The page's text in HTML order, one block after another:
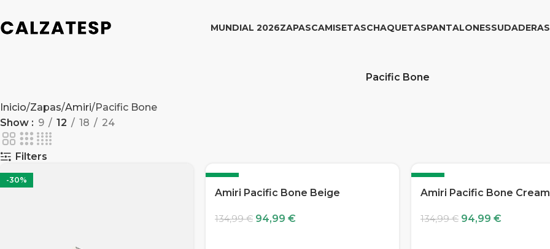
MUNDIAL 2026ZAPASCAMISETASCHAQUETASPANTALONESSUDADERAS
Pacific Bone
Inicio Zapas Amiri Pacific Bone
Show
9 12 18 24
Filters
-30% -30%
Amiri Pacific Bone Beige
134,99€ 94,99 €
-30%
Amiri Pacific Bone Cream
134,99€ 94,99 €